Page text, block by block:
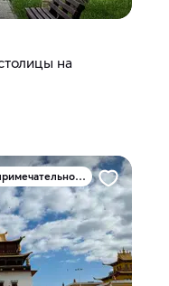
на
Туры по природным достопримечательностям